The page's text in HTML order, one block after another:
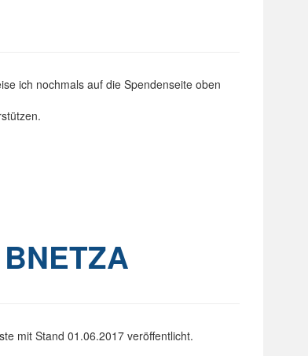
ich nochmals auf die Spendenseite oben
mit Stand 01.06.2017 veröffentlicht.